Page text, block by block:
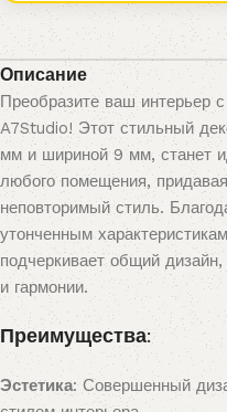
Описание
Преобразите ваш интерьер
A7Studio! Этот стильный
мм и шириной 9 мм, станет
любого помещения,
неповторимый стиль.
утонченным
подчеркивает общий
и гармонии.
Преимущества:
Эстетика: Совершенный